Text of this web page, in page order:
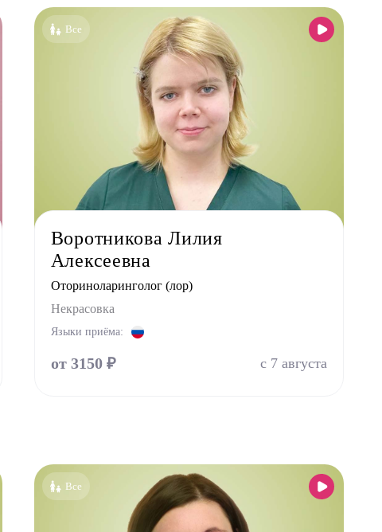
Кузьминки
Некрасовка
Новокосино
Все
Воротникова Лилия
Алексеевна
Оториноларинголог (лор)
Некрасовка
Языки приёма:
от 3150 ₽ с 7 августа
Все